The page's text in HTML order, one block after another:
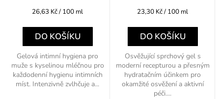
Měrná
26,63 Kč / 100 ml
DO KOŠÍKU
Gelová intimní hygiena pro
muže s kyselinou mléčnou pro
každodenní hygienu intimních
míst. Intenzivně zvlhčuje a...
Měrná
23,30 Kč / 100 ml
DO KOŠÍKU
Osvěžující sprchový gel s
moderní recepturou a přesným
hydratačním účinkem pro
okamžité osvěžení a aktivní
péči....